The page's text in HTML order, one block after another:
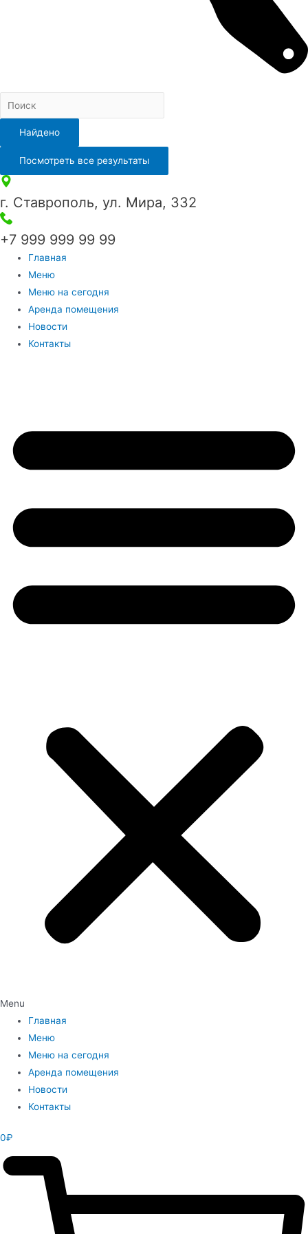
Найдено
Посмотреть все результаты
г. Ставрополь, ул. Мира, 332
+7 999 999 99 99
Главная
Меню
Меню на сегодня
Аренда помещения
Новости
Контакты
Menu
Главная
Меню
Меню на сегодня
Аренда помещения
Новости
Контакты
0₽